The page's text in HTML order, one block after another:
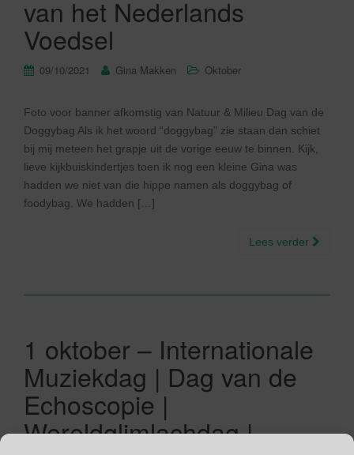
van het Nederlands
Voedsel
09/10/2021 Gina Makken Oktober
Foto voor banner afkomstig van Natuur & Milieu Dag van de
Doggybag Als ik het woord “doggybag” zie staan dan schiet
bij mij meteen het grapje uit de vorige eeuw te binnen. Kijk,
lieve kijkbuiskindertjes toen ik nog een kleine Gina was
hadden we niet van die hippe namen als doggybag of
foodybag. We hadden […]
Lees verder
1 oktober – Internationale
Muziekdag | Dag van de
Echoscopie |
Wereldglimlachdag |